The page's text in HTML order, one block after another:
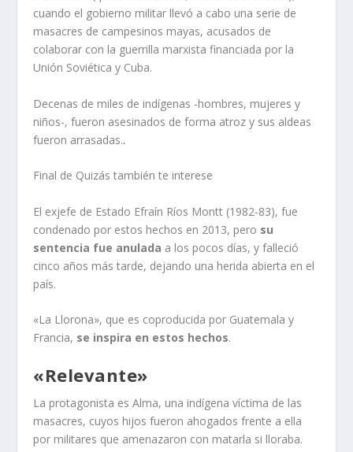
cuando el gobierno militar llevó a cabo una serie de
masacres de campesinos mayas, acusados de
colaborar con la guerrilla marxista financiada por la
Unión Soviética y Cuba.
Decenas de miles de indígenas -hombres, mujeres y
niños-, fueron asesinados de forma atroz y sus aldeas
fueron arrasadas..
Final de Quizás también te interese
El exjefe de Estado Efraín Ríos Montt (1982-83), fue
condenado por estos hechos en 2013, pero su
sentencia fue anulada a los pocos días, y falleció
cinco años más tarde, dejando una herida abierta en el
país.
«La Llorona», que es coproducida por Guatemala y
Francia, se inspira en estos hechos.
«Relevante»
La protagonista es Alma, una indígena víctima de las
masacres, cuyos hijos fueron ahogados frente a ella
por militares que amenazaron con matarla si lloraba.